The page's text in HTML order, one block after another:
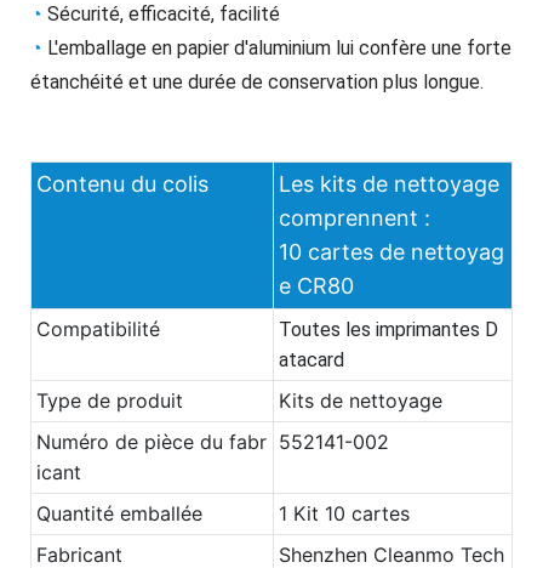
◔ Sécurité, efficacité, facilité
◔ L'emballage en papier d'aluminium lui confère une forte
étanchéité et une durée de conservation plus longue.
Contenu du colis
Les kits de nettoyage
comprennent :
10 cartes de nettoyag
e CR80
Compatibilité
Toutes les imprimantes D
atacard
Type de produit
Kits de nettoyage
Numéro de pièce du fabr
icant
552141-002
Quantité emballée
1 Kit 10 cartes
Fabricant
Shenzhen Cleanmo Tech